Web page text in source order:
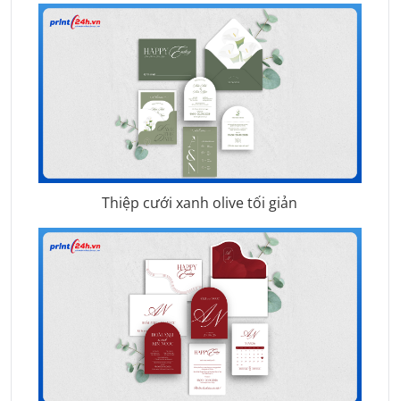
Thiệp cưới xanh olive tối giản